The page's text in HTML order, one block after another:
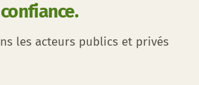
confiance.
les acteurs publics et privés